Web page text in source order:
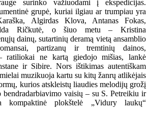
surinko važiuodami į ekspedicijas.
grupė, kuriai ilgiau ar trumpiau yra
Algirdas Klova, Antanas Fokas,
Ričkutė, o šiuo metu – Kristina
dainų, sutartinių deramą vietą ansamblio
partizanų ir tremtinių dainos,
ratiliokai ne kartą giedojo mišias, lankė
ir Sibire. Nors ištikimas autentiškam
muzikuoja kartu su kitų žanrų atlikėjais
kurios atskleistų liaudies melodijų grožį
vaisių – su S. Petreikiu ir
kompaktinė plokštelė „Vidury laukų“